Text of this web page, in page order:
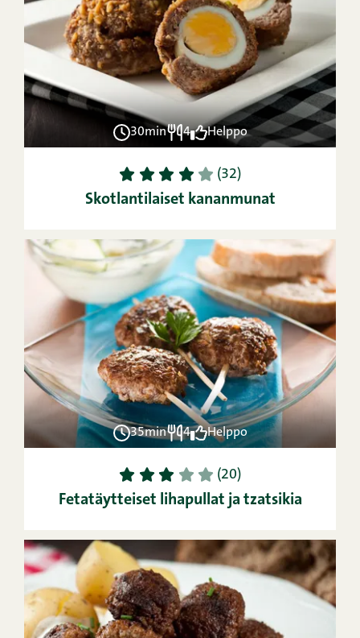
30min 4 Helppo
1 2 3 4 5 (32)
Skotlantilaiset kananmunat
35min 4 Helppo
1 2 3 4 5 (20)
Fetatäytteiset lihapullat ja tzatsikia